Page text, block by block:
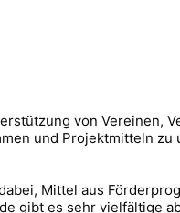
von Vereinen,
und Projektmitteln
Mittel aus
gibt es sehr vielfältige